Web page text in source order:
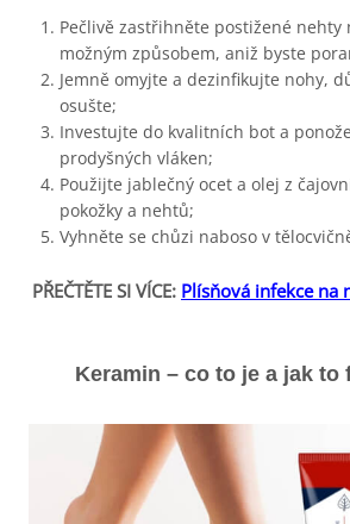
Pečlivě zastřihněte postižené nehty
možným způsobem, aniž byste
Jemně omyjte a dezinfikujte nohy,
osušte;
Investujte do kvalitních bot a
prodyšných vláken;
Použijte jablečný ocet a olej z
pokožky a nehtů;
Vyhněte se chůzi naboso v
PŘEČTĚTE SI VÍCE: Plísňová infekce na
Keramin – co to je a jak to